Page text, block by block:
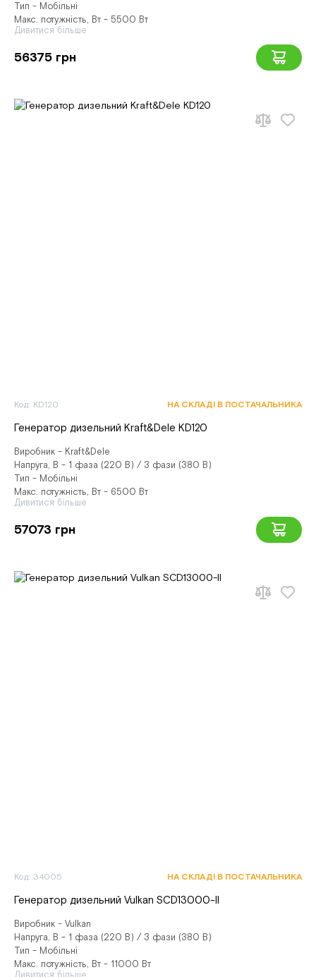
Тип - Мобільні
Макс. потужність, Вт - 5500 Вт
Дивитися більше
56375 грн
Код: KD120 НА СКЛАДІ В ПОСТАЧАЛЬНИКА
Генератор дизельний Kraft&Dele KD120
Виробник - Kraft&Dele
Напруга, В - 1 фаза (220 В) / 3 фази (380 В)
Тип - Мобільні
Макс. потужність, Вт - 6500 Вт
Дивитися більше
57073 грн
Код: 34005 НА СКЛАДІ В ПОСТАЧАЛЬНИКА
Генератор дизельний Vulkan SCD13000-ІІ
Виробник - Vulkan
Напруга, В - 1 фаза (220 В) / 3 фази (380 В)
Тип - Мобільні
Макс. потужність, Вт - 11000 Вт